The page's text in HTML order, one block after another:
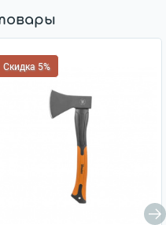
Скидка 5%